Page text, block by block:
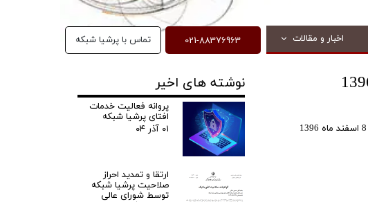
اخبار و مقالات تماس با پرشیا شبکه 021-88376963
احراز صلاحیت و رتبه بندی شرکت اطلاع رسانی مهندسی پزشکی پرشیا شبکه توسط دبیرخانه شورای عالی انفورماتیک کشور در تاریخ 8 اسفند ماه 1396
نوشته های اخیر
پروانه فعالیت خدمات
افتای پرشیا شبکه
۰۱ آذر ۰۴
ارتقا و تمدید احراز
صلاحیت پرشیا شبکه
توسط شورای عالی